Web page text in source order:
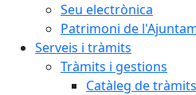
Seu electrònica
Patrimoni de
Serveis i tràmits
Tràmits i gestions
Catàleg de tràmits